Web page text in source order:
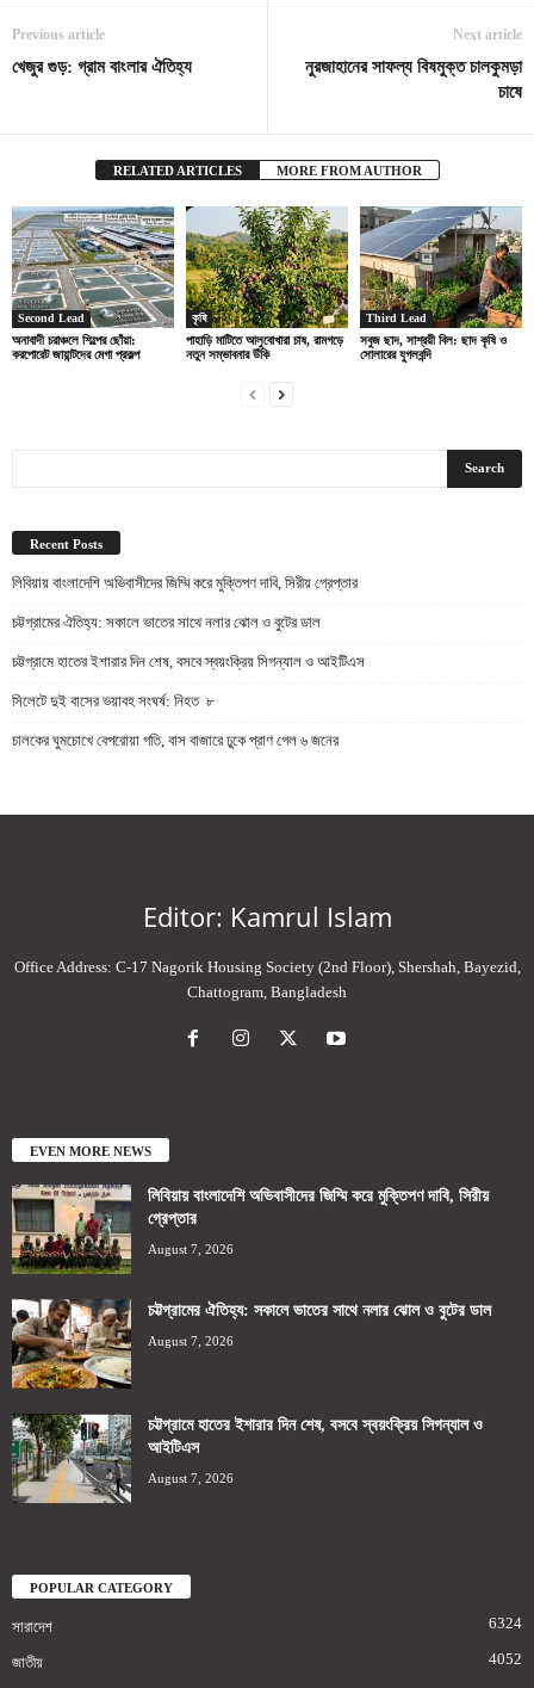
Previous article
খেজুর গুড়: গ্রাম বাংলার ঐতিহ্য
Next article
নুরজাহানের সাফল্য বিষমুক্ত চালকুমড়া
চাষে
RELATED ARTICLES MORE FROM AUTHOR
Second Lead
অনাবাদী চরাঞ্চলে শিল্পের ছোঁয়া:
করপোরেট জায়ান্টদের মেগা প্রকল্প
কৃষি
পাহাড়ি মাটিতে আলুবোখারা চাষ, রামগড়ে
নতুন সম্ভাবনার উঁকি
Third Lead
সবুজ ছাদ, সাশ্রয়ী বিল: ছাদ কৃষি ও
সোলারের যুগলবন্দি
Recent Posts
লিবিয়ায় বাংলাদেশি অভিবাসীদের জিম্মি করে মুক্তিপণ দাবি, সিরীয় গ্রেপ্তার
চট্টগ্রামের ঐতিহ্য: সকালে ভাতের সাথে নলার ঝোল ও বুটের ডাল
চট্টগ্রামে হাতের ইশারার দিন শেষ, বসবে স্বয়ংক্রিয় সিগন্যাল ও আইটিএস
সিলেটে দুই বাসের ভয়াবহ সংঘর্ষ: নিহত ৮
চালকের ঘুমচোখে বেপরোয়া গতি, বাস বাজারে ঢুকে প্রাণ গেল ৬ জনের
Editor: Kamrul Islam
Office Address: C-17 Nagorik Housing Society (2nd Floor), Shershah, Bayezid,
Chattogram, Bangladesh
EVEN MORE NEWS
লিবিয়ায় বাংলাদেশি অভিবাসীদের জিম্মি করে মুক্তিপণ দাবি, সিরীয়
গ্রেপ্তার
August 7, 2026
চট্টগ্রামের ঐতিহ্য: সকালে ভাতের সাথে নলার ঝোল ও বুটের ডাল
August 7, 2026
চট্টগ্রামে হাতের ইশারার দিন শেষ, বসবে স্বয়ংক্রিয় সিগন্যাল ও
আইটিএস
August 7, 2026
POPULAR CATEGORY
সারাদেশ 6324
জাতীয়
4052